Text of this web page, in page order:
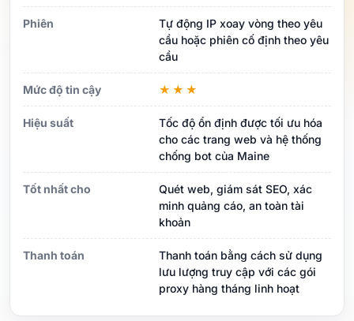
Phiên
Tự động IP xoay vòng theo yêu
cầu hoặc phiên cố định theo yêu
cầu
Mức độ tin cậy ★★★
Hiệu suất
Tốc độ ổn định được tối ưu hóa
cho các trang web và hệ thống
chống bot của Maine
Tốt nhất cho
Quét web, giám sát SEO, xác
minh quảng cáo, an toàn tài
khoản
Thanh toán
Thanh toán bằng cách sử dụng
lưu lượng truy cập với các gói
proxy hàng tháng linh hoạt